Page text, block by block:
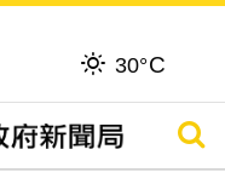
30°C
搜尋